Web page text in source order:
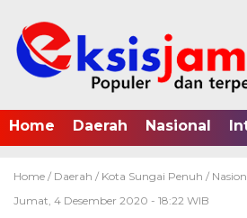
Home Daerah Nasional
Home / Daerah / Kota Sungai Penuh /
Jumat, 4 Desember 2020 - 18:22 WIB